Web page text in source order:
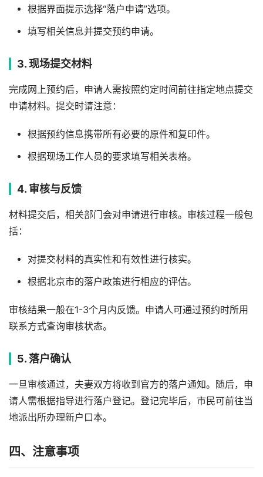
根据界面提示选择“落户申请”选项。
填写相关信息并提交预约申请。
3. 现场提交材料
完成网上预约后，申请人需按照约定时间前往指定地点提交
申请材料。提交时请注意：
根据预约信息携带所有必要的原件和复印件。
根据现场工作人员的要求填写相关表格。
4. 审核与反馈
材料提交后，相关部门会对申请进行审核。审核过程一般包
括：
对提交材料的真实性和有效性进行核实。
根据北京市的落户政策进行相应的评估。
审核结果一般在1-3个月内反馈。申请人可通过预约时所用
联系方式查询审核状态。
5. 落户确认
一旦审核通过，夫妻双方将收到官方的落户通知。随后，申
请人需根据指导进行落户登记。登记完毕后，市民可前往当
地派出所办理新户口本。
四、注意事项